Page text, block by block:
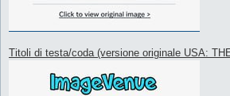
Titoli di testa/coda (versione originale USA: